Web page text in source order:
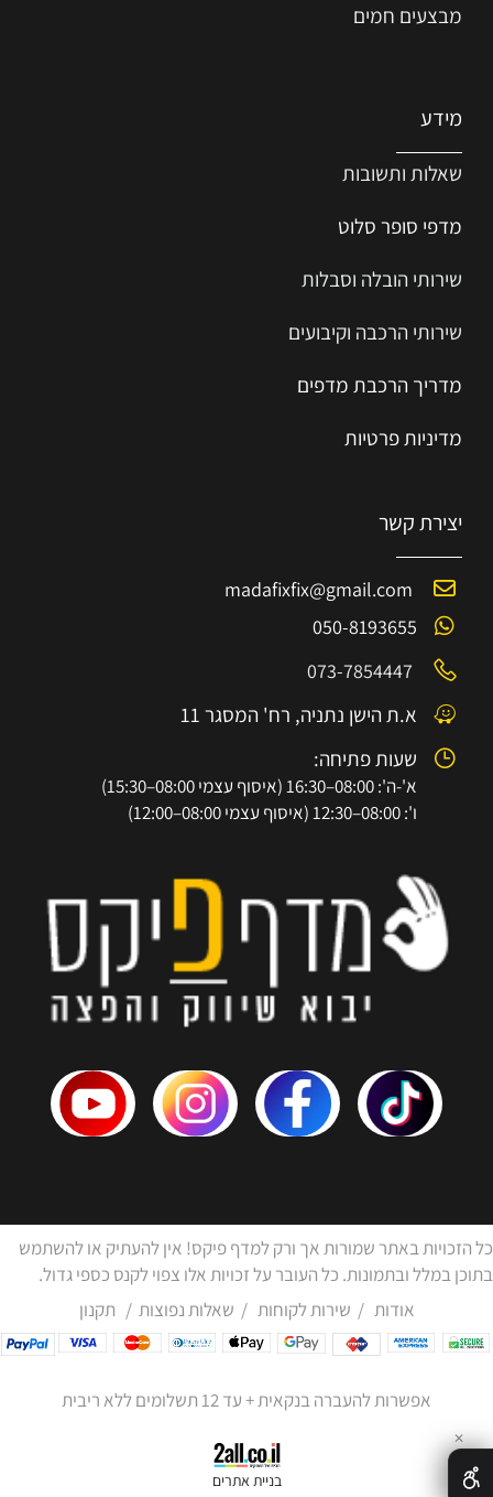
מבצעים חמים
מידע
שאלות ותשובות
מדפי סופר סלוט
שירותי הובלה וסבלות
שירותי הרכבה וקיבועים
מדריך הרכבת מדפים
מדיניות פרטיות
יצירת קשר
madafixfix@gmail.com
050-8193655
073-7854447
א.ת הישן נתניה, רח' המסגר 11
שעות פתיחה:
א'-ה': 08:00–16:30 (איסוף עצמי 08:00–15:30)
ו': 08:00–12:30 (איסוף עצמי 08:00–12:00)
כל הזכויות באתר שמורות אך ורק למדף פיקס! אין להעתיק או להשתמש
בתוכן במלל ובתמונות. כל העובר על זכויות אלו צפוי לקנס כספי גדול.
אודות / שירות לקוחות / שאלות נפוצות / תקנון
אפשרות להעברה בנקאית + עד 12 תשלומים ללא ריבית
בניית אתרים
✕